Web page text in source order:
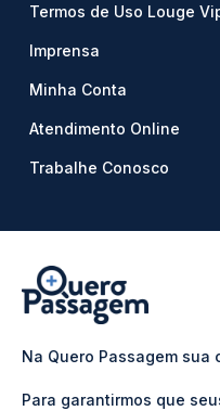
Termos de Uso Louge
Imprensa
Minha Conta
Atendimento Online
Trabalhe Conosco
Na Quero Passagem sua
Para garantirmos que